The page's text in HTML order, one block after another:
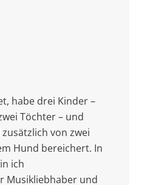
habe drei Kinder –
Töchter – und
von zwei
Hund bereichert. In
ich
Musikliebhaber und